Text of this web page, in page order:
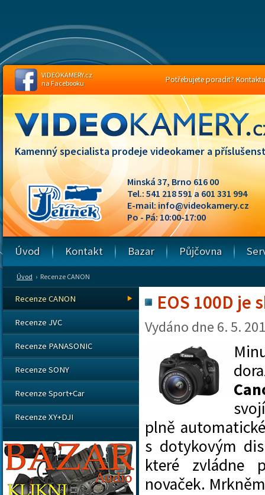
Kamenný specialista prodeje videokamer a
Minská 37, Brno 616 00
Tel.: 541 218 591 a 601 331 994
E-mail:info@videokamery.cz
Po - Pá: 10:00-17:00
Úvod › Recenze CANON
EOS 100D je
Vydáno dne 6. 5.
plně
s dotykovým
které zvládne
novaček.
Recenze CANON
Recenze JVC
Recenze PANASONIC
Recenze SONY
Recenze Sport+Car
Recenze XY+DJI
Úvod Kontakt Bazar Půjčovna
VIDEOKAMERY.cz
na Facebooku
Potřebujete poradit?